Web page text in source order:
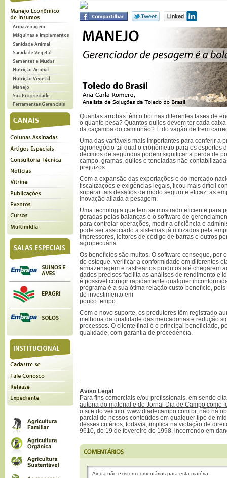
Quantas arrobas têm o boi nas diferentes fases de
o quanto pesa? Quantos quilos devem ter cada
da caçamba do caminhão? E do vagão de trem
Uma das variáveis mais importantes para conferir a
agronegócio tal qual o cronômetro para os esportes
décimos de segundos podem significar a perda de
campo, gramas, quilos e toneladas não
prejuízos.
Com a expansão das exportações e do mercado
fiscalizações e exigências legais, ficou mais difícil
superar tais desafios de modo seguro e eficaz, as
inovação aliada à pesagem.
Uma tecnologia que tem se mostrado eficiente para
geradas pelas balanças é o software de
para controlar operações, medir a eficiência e
pode ser associado a sistemas já utilizados pela
impressores, leitores de código de barras e outros
agropecuária.
Os benefícios são muitos. O software consegue, por
do estoque, verificar a conformidade em diferentes
armazenagem e rastrear os produtos até chegarem
dados precisos facilita as análises de rendimento e
é possível corrigir rapidamente qualquer
programa é a sua ótima relação custo-benefício,
do investimento em
pouco tempo.
Com o novo suporte, os produtores têm registrado
melhoria da qualidade das mercadorias e redução
processos. O cliente final é o principal beneficiado,
qualidade, com garantia de procedência.
Aviso Legal
Para fins comerciais e/ou profissionais, em sendo
autoria do material e do Jornal Dia de Campo como
o site do veículo: www.diadecampo.com.br, não há
parcial de nossos conteúdos em qualquer tipo de
desses critérios, todavia, implica na violação de
9610, de 19 de fevereiro de 1998, incorrendo em
Ainda não existem comentários para esta matéria.